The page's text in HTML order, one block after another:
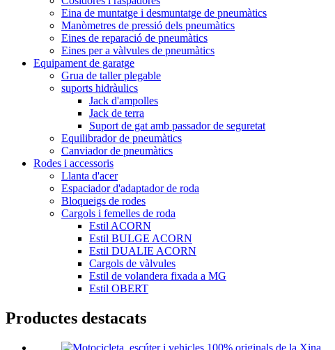
Eina de muntatge i desmuntatge de pneumàtics
Manòmetres de pressió dels pneumàtics
Eines de reparació de pneumàtics
Eines per a vàlvules de pneumàtics
Equipament de garatge
Grua de taller plegable
suports hidràulics
Jack d'ampolles
Jack de terra
Suport de gat amb passador de seguretat
Equilibrador de pneumàtics
Canviador de pneumàtics
Rodes i accessoris
Llanta d'acer
Espaciador d'adaptador de roda
Bloqueigs de rodes
Cargols i femelles de roda
Estil ACORN
Estil BULGE ACORN
Estil DUALIE ACORN
Cargols de vàlvules
Estil de volandera fixada a MG
Estil OBERT
Productes destacats